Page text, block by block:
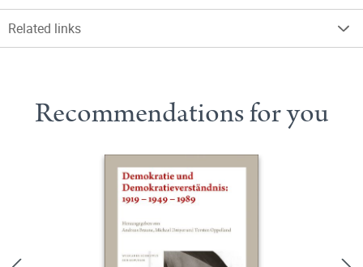
Related links
Recommendations for you